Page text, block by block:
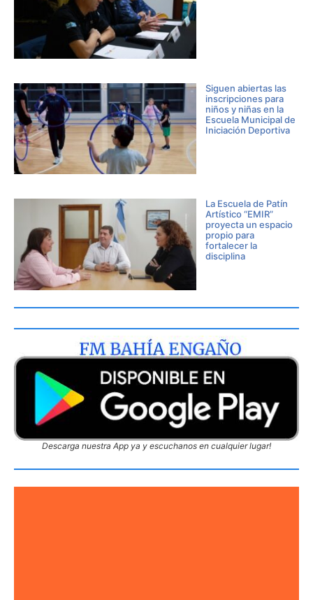
Siguen abiertas las
inscripciones para
niños y niñas en la
Escuela Municipal de
Iniciación Deportiva
La Escuela de Patín
Artístico “EMIR”
proyecta un espacio
propio para
fortalecer la
disciplina
Descarga nuestra App ya y escuchanos en cualquier lugar!